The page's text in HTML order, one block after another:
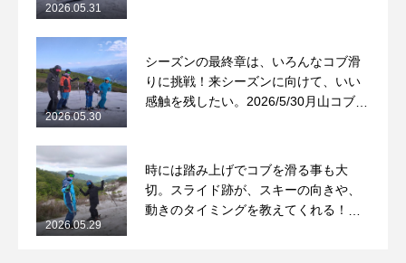
2026.05.31
シーズンの最終章は、いろんなコブ滑
りに挑戦！来シーズンに向けて、いい
感触を残したい。2026/5/30月山コブレ
2026.05.30
時には踏み上げでコブを滑る事も大
切。スライド跡が、スキーの向きや、
動きのタイミングを教えてくれる！
2026.05.29